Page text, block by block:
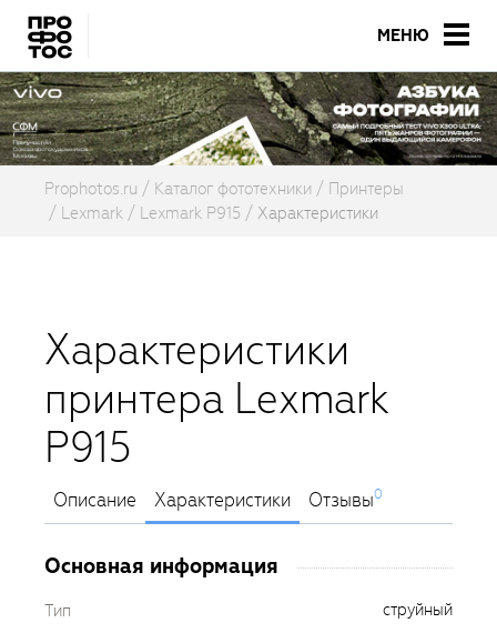
МЕНЮ
Prophotos.ru Каталог фототехники
Принтеры
Lexmark
Lexmark P915 Характеристики
Характеристики
принтера Lexmark
P915
Описание Характеристики Отзывы0
Основная информация
Тип
струйный